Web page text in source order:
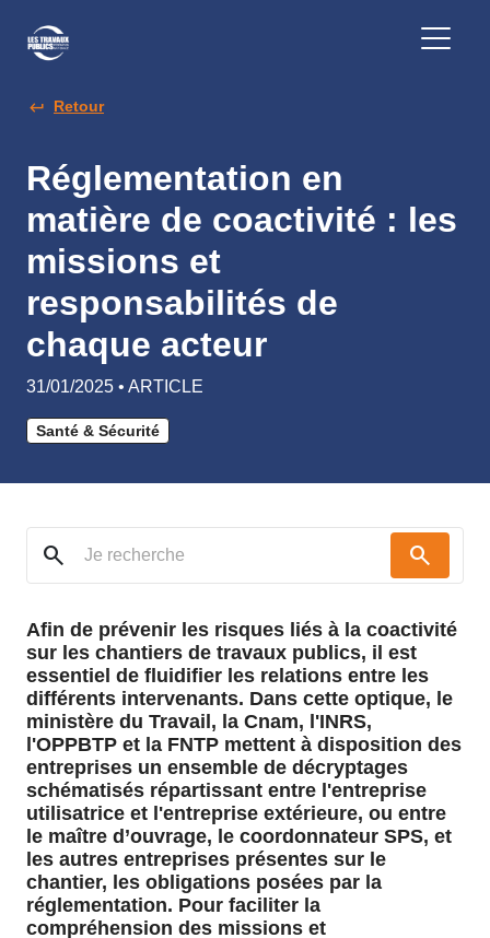
Retour
Réglementation en
matière de coactivité : les
missions et
responsabilités de
chaque acteur
31/01/2025 • ARTICLE
Santé & Sécurité
search search
Afin de prévenir les risques liés à la coactivité
sur les chantiers de travaux publics, il est
essentiel de fluidifier les relations entre les
différents intervenants. Dans cette optique, le
ministère du Travail, la Cnam, l'INRS,
l'OPPBTP et la FNTP mettent à disposition des
entreprises un ensemble de décryptages
schématisés répartissant entre l'entreprise
utilisatrice et l'entreprise extérieure, ou entre
le maître d’ouvrage, le coordonnateur SPS, et
les autres entreprises présentes sur le
chantier, les obligations posées par la
réglementation. Pour faciliter la
compréhension des missions et